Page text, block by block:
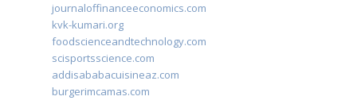
journaloffinanceeconomics.com
kvk-kumari.org
foodscienceandtechnology.com
scisportsscience.com
addisababacuisineaz.com
burgerimcamas.com